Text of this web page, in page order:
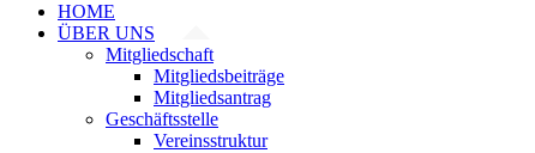
HOME
ÜBER UNS
Mitgliedschaft
Mitgliedsbeiträge
Mitgliedsantrag
Geschäftsstelle
Vereinsstruktur